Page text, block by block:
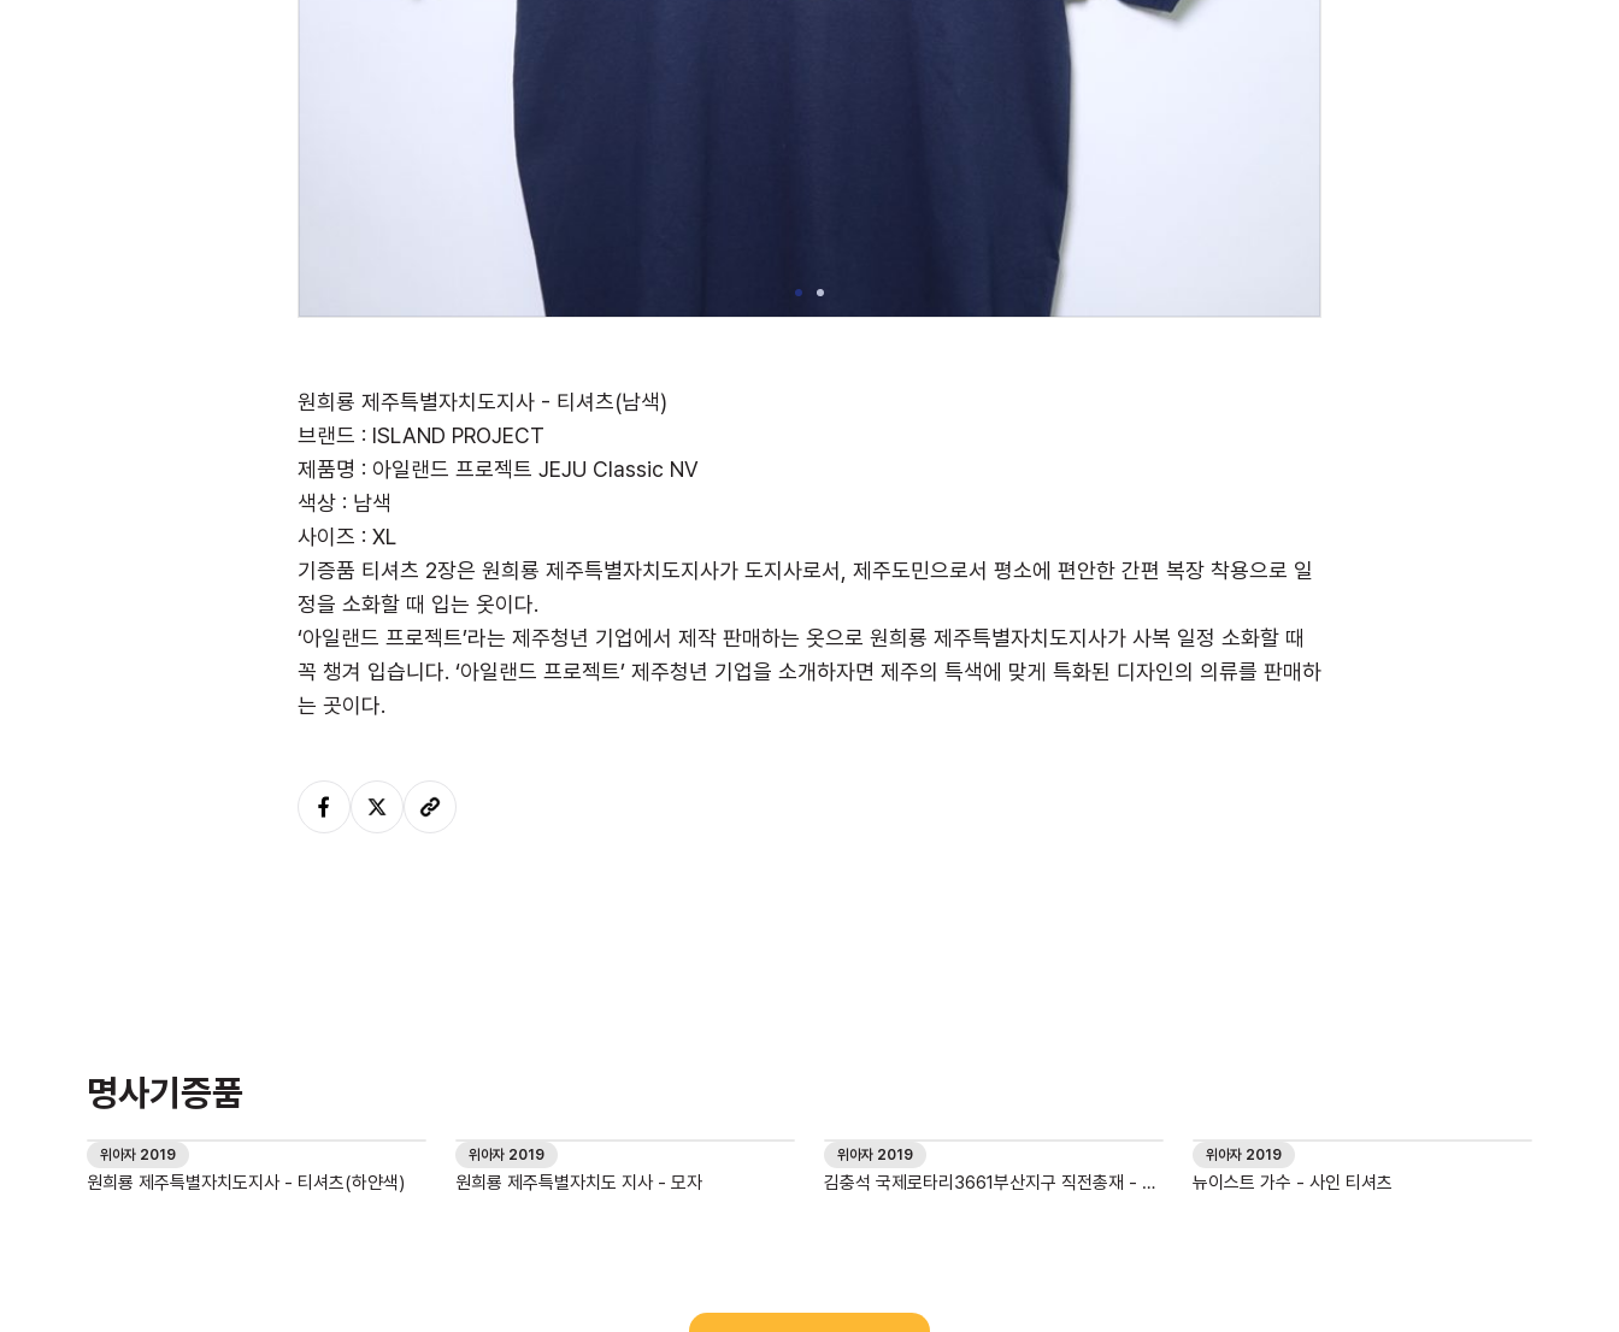
원희룡 제주특별자치도지사 - 티셔츠(남색)
브랜드 : ISLAND PROJECT
제품명 : 아일랜드 프로젝트 JEJU Classic NV
색상 : 남색
사이즈 : XL
기증품 티셔츠 2장은 원희룡 제주특별자치도지사가 도지사로서, 제주도민으로서 평소에 편안한 간편 복장 착용으로 일
정을 소화할 때 입는 옷이다.
‘아일랜드 프로젝트’라는 제주청년 기업에서 제작 판매하는 옷으로 원희룡 제주특별자치도지사가 사복 일정 소화할 때
꼭 챙겨 입습니다. ‘아일랜드 프로젝트’ 제주청년 기업을 소개하자면 제주의 특색에 맞게 특화된 디자인의 의류를 판매하
는 곳이다.
명사기증품
위아자 2019
원희룡 제주특별자치도지사 - 티셔츠(하얀색)
위아자 2019
원희룡 제주특별자치도 지사 - 모자
위아자 2019
김충석 국제로타리3661부산지구 직전총재 - 도
위아자 2019
뉴이스트 가수 - 사인 티셔츠